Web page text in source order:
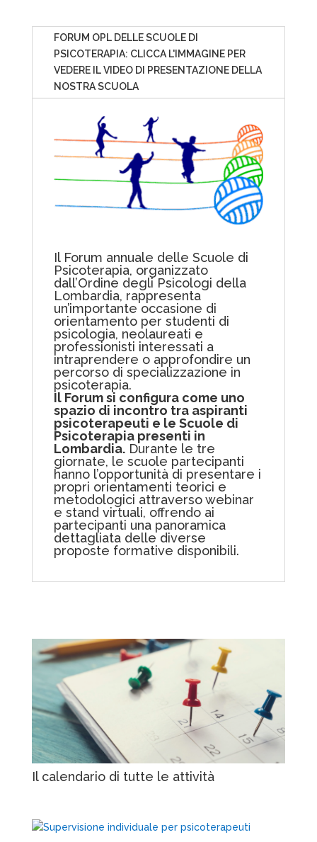
FORUM OPL DELLE SCUOLE DI
PSICOTERAPIA: CLICCA L'IMMAGINE PER
VEDERE IL VIDEO DI PRESENTAZIONE DELLA
NOSTRA SCUOLA
Il Forum annuale delle Scuole di
Psicoterapia, organizzato
dall’Ordine degli Psicologi della
Lombardia, rappresenta
un’importante occasione di
orientamento per studenti di
psicologia, neolaureati e
professionisti interessati a
intraprendere o approfondire un
percorso di specializzazione in
psicoterapia.
Il Forum si configura come uno
spazio di incontro tra aspiranti
psicoterapeuti e le Scuole di
Psicoterapia presenti in
Lombardia.Durante le tre
giornate, le scuole partecipanti
hanno l’opportunità di presentare i
propri orientamenti teorici e
metodologici attraverso webinar
e stand virtuali, offrendo ai
partecipanti una panoramica
dettagliata delle diverse
proposte formative disponibili.
Il calendario di tutte le attività